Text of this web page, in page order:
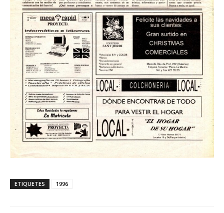
ETIQUETES 1996